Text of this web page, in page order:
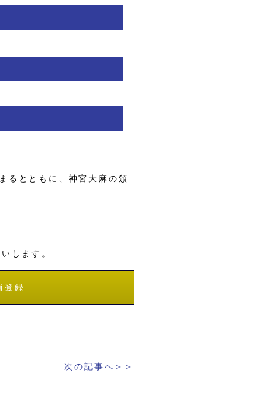
るとともに、神宮大麻の頒
します。
登録
次の記事へ＞＞